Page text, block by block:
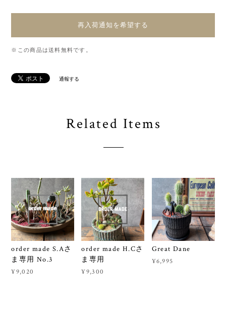
再入荷通知を希望する
※この商品は送料無料です。
通報する
Related Items
order made S.Aさ
ま専用 No.3
¥9,020
order made H.Cさ
ま専用
¥9,300
Great Dane
¥6,995